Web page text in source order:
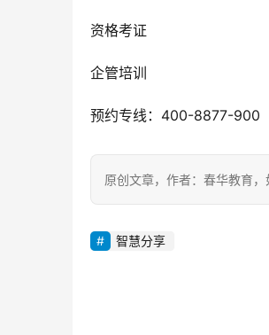
资格考证
企管培训
预约专线：400-8877-900
原创文章，作者：春华教育
智慧分享